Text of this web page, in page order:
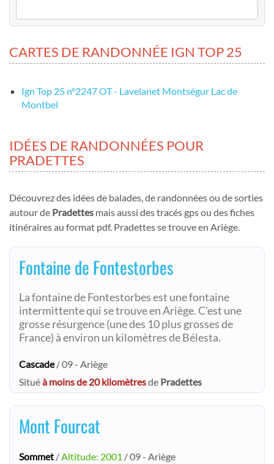
CARTES DE RANDONNÉE IGN TOP 25
Ign Top 25 nº2247 OT - Lavelanet Montségur Lac de
Montbel
IDÉES DE RANDONNÉES POUR
PRADETTES
Découvrez des idées de balades, de randonnées ou de sorties
autour de Pradettes mais aussi des tracés gps ou des fiches
itinéraires au format pdf. Pradettes se trouve en Ariège.
Fontaine de Fontestorbes
La fontaine de Fontestorbes est une fontaine
intermittente qui se trouve en Ariège. C'est une
grosse résurgence (une des 10 plus grosses de
France) à environ un kilomètres de Bélesta.
Cascade/ 09 - Ariège
Situéà moins de 20 kilomètresde Pradettes
Mont Fourcat
Sommet /Altitude: 2001 / 09 - Ariège